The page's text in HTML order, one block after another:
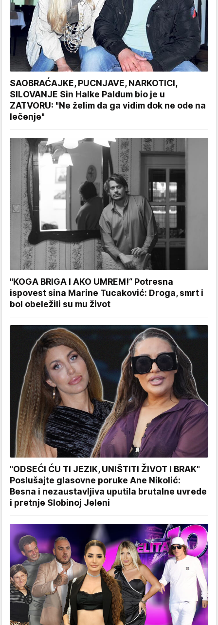
SAOBRAĆAJKE, PUCNJAVE, NARKOTICI,
SILOVANJE Sin Halke Paldum bio je u
ZATVORU: "Ne želim da ga vidim dok ne ode na
lečenje"
"KOGA BRIGA I AKO UMREM!“ Potresna
ispovest sina Marine Tucaković: Droga, smrt i
bol obeležili su mu život
"ODSEĆI ĆU TI JEZIK, UNIŠTITI ŽIVOT I BRAK"
Poslušajte glasovne poruke Ane Nikolić:
Besna i nezaustavljiva uputila brutalne uvrede
i pretnje Slobinoj Jeleni